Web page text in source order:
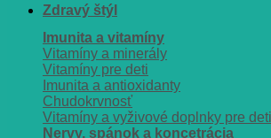
Zdravý štýl
Imunita a vitamíny
Vitamíny a minerály
Vitamíny pre deti
Imunita a antioxidanty
Chudokrvnosť
Vitamíny a vyživové doplnky pre deti
Nervy, spánok a koncetrácia